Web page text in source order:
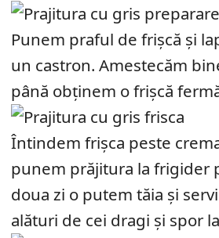
Punem praful de frișcă și
un castron. Amestecăm
până obținem o frișcă
Întindem frișca peste
punem prăjitura la frigider
doua zi o putem tăia și
alături de cei dragi și spor